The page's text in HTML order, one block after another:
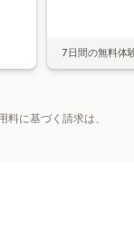
7日間の無料体
に基づく請求は、